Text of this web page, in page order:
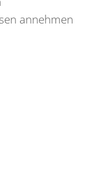
annehmen